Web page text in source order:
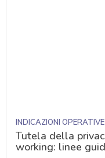
INDICAZIONI OPERATIVE
Tutela della
working: linee